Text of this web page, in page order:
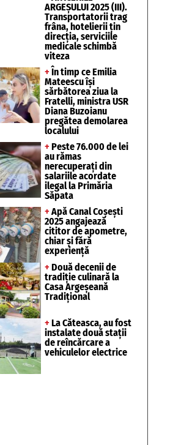
ARGEȘULUI 2025 (III).
Transportatorii trag
frâna, hotelierii țin
direcția, serviciile
medicale schimbă
viteza
+ În timp ce Emilia
Mateescu își
sărbătorea ziua la
Fratelli, ministra USR
Diana Buzoianu
pregătea demolarea
localului
+ Peste 76.000 de lei
au rămas
nerecuperați din
salariile acordate
ilegal la Primăria
Săpata
+ Apă Canal Coșești
2025 angajează
cititor de apometre,
chiar și fără
experiență
+ Două decenii de
tradiție culinară la
Casa Argeșeană
Tradițional
+ La Căteasca, au fost
instalate două stații
de reîncărcare a
vehiculelor electrice